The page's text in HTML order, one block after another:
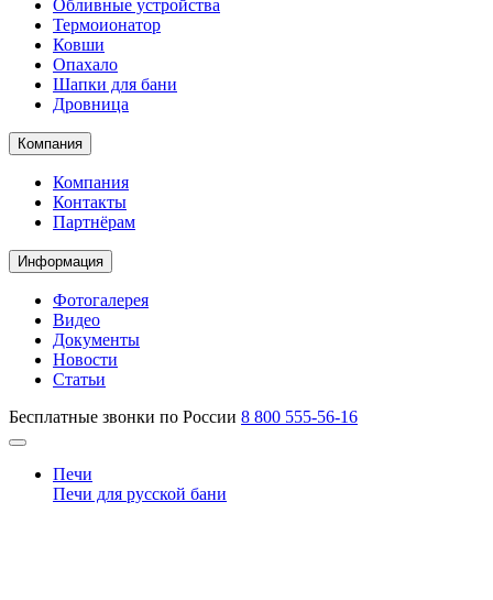
Обливные устройства
Термоионатор
Ковши
Опахало
Шапки для бани
Дровница
Компания
Компания
Контакты
Партнёрам
Информация
Фотогалерея
Видео
Документы
Новости
Статьи
Бесплатные звонки по России 8 800 555-56-16
Печи
Печи для русской бани